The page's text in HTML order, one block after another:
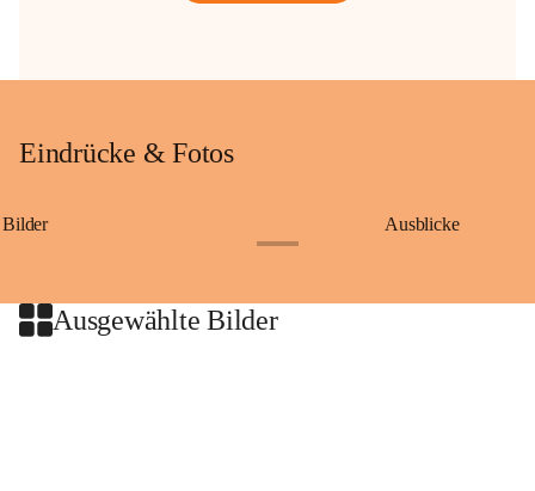
Eindrücke & Fotos
Bilder Ausblicke
Ausgewählte Bilder